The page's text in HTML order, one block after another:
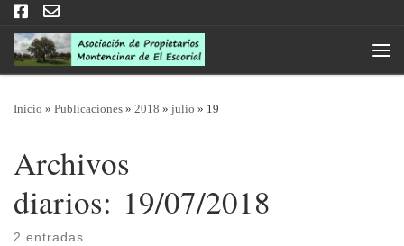
Inicio » Publicaciones » 2018 » julio » 19
Archivos
diarios: 19/07/2018
2 entradas